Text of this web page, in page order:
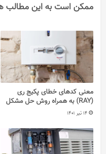
ممکن است به این مطالب
معنی کدهای خطای پکیج ری
(RAY) به همراه روش حل مشکل
14 تیر 1401